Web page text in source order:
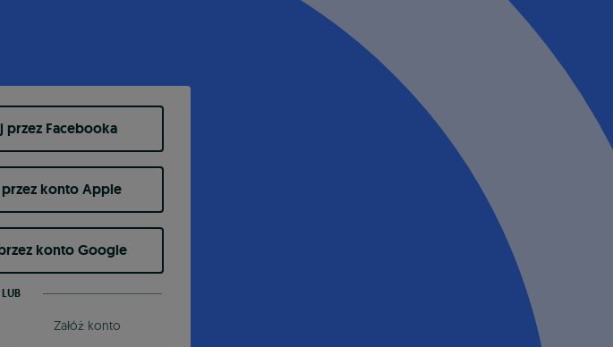
przez Facebooka
konto Apple
konto Google
LUB
Załóż konto